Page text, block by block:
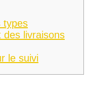
types
des livraisons
le suivi